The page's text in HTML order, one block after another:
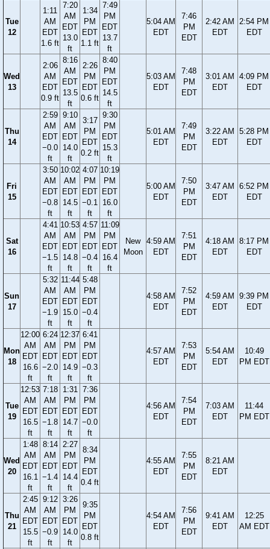
Tue
12
1:11
AM
EDT
1.6 ft
7:20
AM
EDT
13.0
ft
1:34
PM
EDT
1.1 ft
7:49
PM
EDT
13.7
ft
5:04 AM
EDT
7:46
PM
EDT
2:42 AM
EDT
2:54 PM
EDT
Wed
13
2:06
AM
EDT
0.9 ft
8:16
AM
EDT
13.5
ft
2:26
PM
EDT
0.6 ft
8:40
PM
EDT
14.5
ft
5:03 AM
EDT
7:48
PM
EDT
3:01 AM
EDT
4:09 PM
EDT
Thu
14
2:59
AM
EDT
−0.0
ft
9:10
AM
EDT
14.0
ft
3:17
PM
EDT
0.2 ft
9:30
PM
EDT
15.3
ft
5:01 AM
EDT
7:49
PM
EDT
3:22 AM
EDT
5:28 PM
EDT
Fri
15
3:50
AM
EDT
−0.8
ft
10:02
AM
EDT
14.5
ft
4:07
PM
EDT
−0.1
ft
10:19
PM
EDT
16.0
ft
5:00 AM
EDT
7:50
PM
EDT
3:47 AM
EDT
6:52 PM
EDT
Sat
16
4:41
AM
EDT
−1.5
ft
10:53
AM
EDT
14.8
ft
4:57
PM
EDT
−0.4
ft
11:09
PM
EDT
16.4
ft
New
Moon
4:59 AM
EDT
7:51
PM
EDT
4:18 AM
EDT
8:17 PM
EDT
Sun
17
5:32
AM
EDT
−1.9
ft
11:44
AM
EDT
15.0
ft
5:48
PM
EDT
−0.4
ft
4:58 AM
EDT
7:52
PM
EDT
4:59 AM
EDT
9:39 PM
EDT
Mon
18
12:00
AM
EDT
16.6
ft
6:24
AM
EDT
−2.0
ft
12:37
PM
EDT
14.9
ft
6:41
PM
EDT
−0.3
ft
4:57 AM
EDT
7:53
PM
EDT
5:54 AM
EDT
10:49
PM EDT
Tue
19
12:53
AM
EDT
16.5
ft
7:18
AM
EDT
−1.8
ft
1:31
PM
EDT
14.7
ft
7:36
PM
EDT
−0.0
ft
4:56 AM
EDT
7:54
PM
EDT
7:03 AM
EDT
11:44
PM EDT
Wed
20
1:48
AM
EDT
16.1
ft
8:14
AM
EDT
−1.4
ft
2:27
PM
EDT
14.4
ft
8:34
PM
EDT
0.4 ft
4:55 AM
EDT
7:55
PM
EDT
8:21 AM
EDT
Thu
21
2:45
AM
EDT
15.5
ft
9:12
AM
EDT
−0.9
ft
3:26
PM
EDT
14.0
ft
9:35
PM
EDT
0.8 ft
4:54 AM
EDT
7:56
PM
EDT
9:41 AM
EDT
12:25
AM EDT